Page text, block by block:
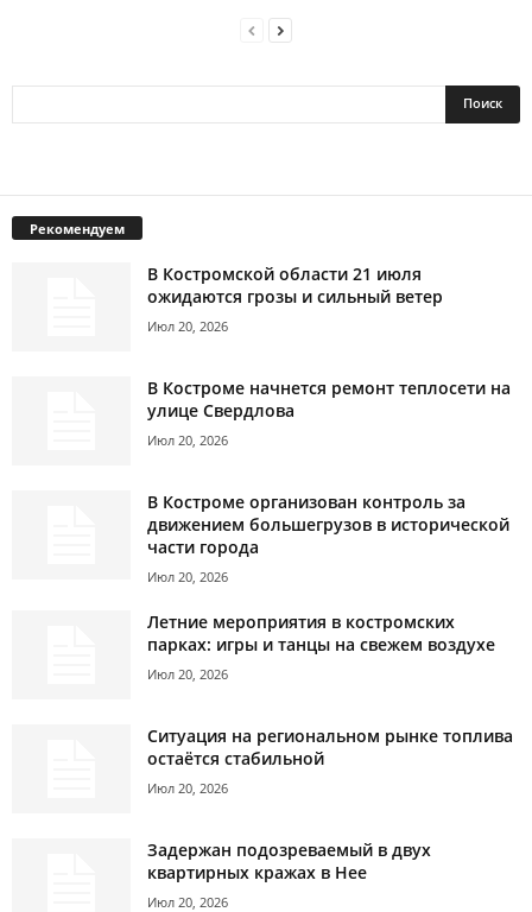
Рекомендуем
В Костромской области 21 июля
ожидаются грозы и сильный ветер
Июл 20, 2026
В Костроме начнется ремонт теплосети на
улице Свердлова
Июл 20, 2026
В Костроме организован контроль за
движением большегрузов в исторической
части города
Июл 20, 2026
Летние мероприятия в костромских
парках: игры и танцы на свежем воздухе
Июл 20, 2026
Ситуация на региональном рынке топлива
остаётся стабильной
Июл 20, 2026
Задержан подозреваемый в двух
квартирных кражах в Нее
Июл 20, 2026